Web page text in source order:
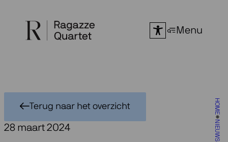
HOME
NIEUWS
Menu
28 maart 2024
Terug naar het overzicht